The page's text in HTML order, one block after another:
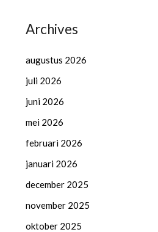
Archives
augustus 2026
juli 2026
juni 2026
mei 2026
februari 2026
januari 2026
december 2025
november 2025
oktober 2025